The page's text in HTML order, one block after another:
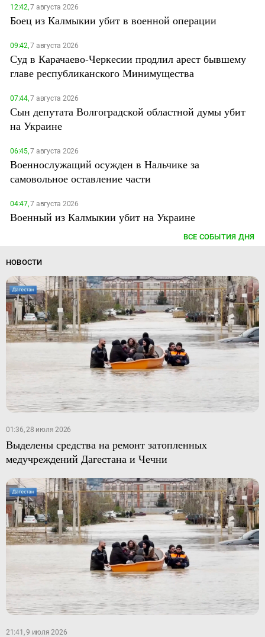
12:42,7 августа 2026
Боец из Калмыкии убит в военной операции
09:42,7 августа 2026
Суд в Карачаево-Черкесии продлил арест бывшему
главе республиканского Минимущества
07:44,7 августа 2026
Сын депутата Волгоградской областной думы убит
на Украине
06:45,7 августа 2026
Военнослужащий осужден в Нальчике за
самовольное оставление части
04:47,7 августа 2026
Военный из Калмыкии убит на Украине
ВСЕ СОБЫТИЯ ДНЯ
НОВОСТИ
01:36, 28 июля 2026
Выделены средства на ремонт затопленных
медучреждений Дагестана и Чечни
21:41, 9 июля 2026